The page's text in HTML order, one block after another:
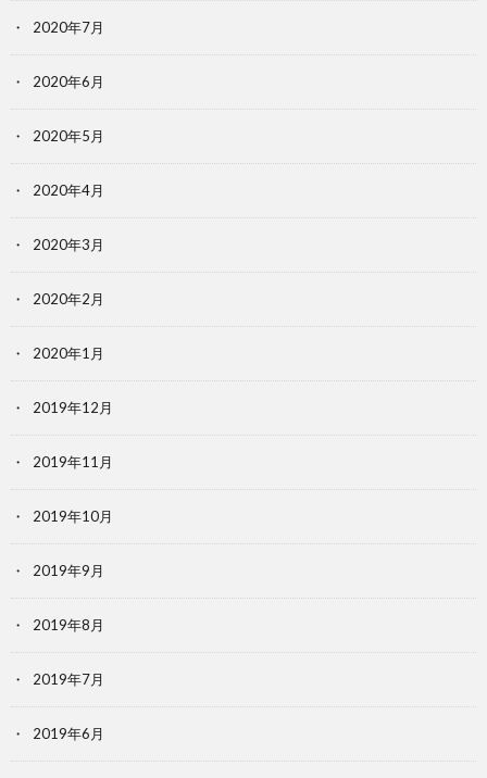
2020年7月
2020年6月
2020年5月
2020年4月
2020年3月
2020年2月
2020年1月
2019年12月
2019年11月
2019年10月
2019年9月
2019年8月
2019年7月
2019年6月